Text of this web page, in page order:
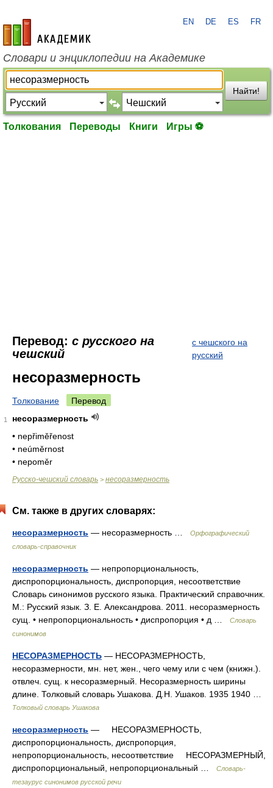
academic.ru
EN DE ES FR
Словари и энциклопедии на Академике
Найти!
Толкования Переводы Книги Игры ⚽
Перевод: с русского на
чешский
с чешского на
русский
несоразмерность
Толкование Перевод
1
несоразмерность
• nepřiměřenost
• neúměrnost
• nepoměr
Русско-чешский словарь > несоразмерность
См. также в других словарях:
несоразмерность — несоразмерность …
Орфографический
словарь-справочник
несоразмерность — непропорциональность,
диспропорциональность, диспропорция, несоответствие
Словарь синонимов русского языка. Практический справочник.
М.: Русский язык. З. Е. Александрова. 2011. несоразмерность
сущ. • непропорциональность • диспропорция • д …
Словарь
синонимов
НЕСОРАЗМЕРНОСТЬ — НЕСОРАЗМЕРНОСТЬ,
несоразмерности, мн. нет, жен., чего чему или с чем (книжн.).
отвлеч. сущ. к несоразмерный. Несоразмерность ширины
длине. Толковый словарь Ушакова. Д.Н. Ушаков. 1935 1940 …
Толковый словарь Ушакова
несоразмерность — НЕСОРАЗМЕРНОСТЬ,
диспропорциональность, диспропорция,
непропорциональность, несоответствие НЕСОРАЗМЕРНЫЙ,
диспропорциональный, непропорциональный …
Словарь-
тезаурус синонимов русской речи